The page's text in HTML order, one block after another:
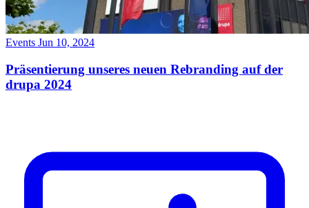
Events Jun 10, 2024
Präsentierung unseres neuen Rebranding auf der
drupa 2024